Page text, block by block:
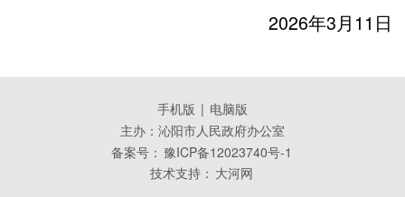
2026年3月 11 日
手机版 | 电脑版
主办：沁阳市人民政府办公室
备案号： 豫ICP备12023740号-1
技术支持： 大河网